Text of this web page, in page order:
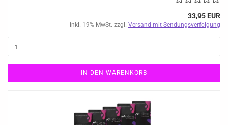
33,95 EUR
inkl. 19% MwSt. zzgl. Versand mit Sendungsverfolgung
IN DEN WARENKORB